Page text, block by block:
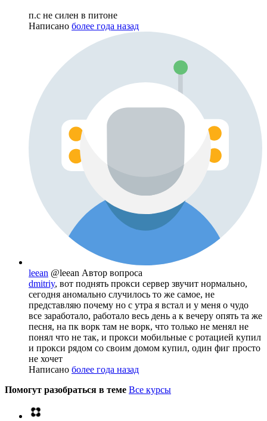
п.с не силен в питоне
Написано более года назад
leean @leean Автор вопроса
dmitriy, вот поднять прокси сервер звучит нормально,
сегодня аномально случилось то же самое, не
представляю почему но с утра я встал и у меня о чудо
все заработало, работало весь день а к вечеру опять та же
песня, на пк ворк там не ворк, что только не менял не
понял что не так, и прокси мобильные с ротацией купил
и прокси рядом со своим домом купил, один фиг просто
не хочет
Написано более года назад
Помогут разобраться в теме Все курсы